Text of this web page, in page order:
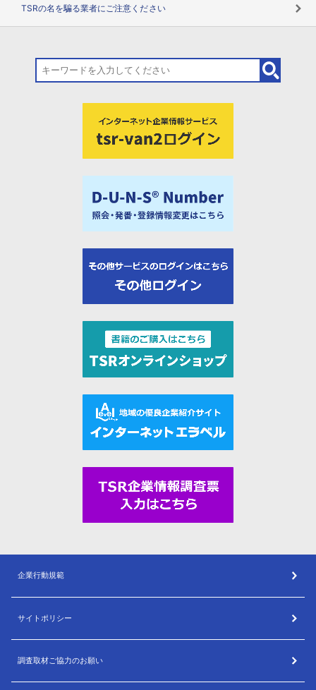
TSRの名を騙る業者にご注意ください
企業行動規範
サイトポリシー
調査取材ご協力のお願い